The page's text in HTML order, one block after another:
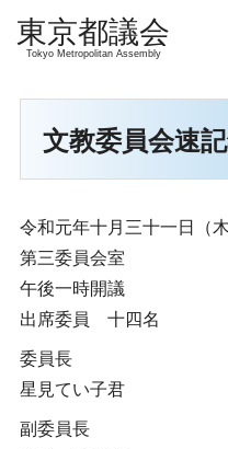
Tokyo Metropolitan Assembly
文教委員会速
令和元年十月三十一日（木
第三委員会室
午後一時開議
出席委員 十四名
委員長
星見てい子君
副委員長